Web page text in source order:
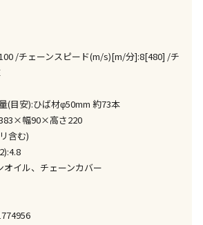
のご注文確定した商品については、当日に
す。
カーの営業日に基づき出荷手続きを行う
りお時間をいただく場合がございます。
祝日や年末年始などの長期休業期間中
からの出荷対応となります。
も含まれた商品です
す。金額・施工日はお打ち合わせの上、
/チェーンスピード(m/s)[m/分]:8[480] /チ
(目安):ひば材φ50mm 約73本
幅90×高さ220
含む)
イル、チェーンカバー